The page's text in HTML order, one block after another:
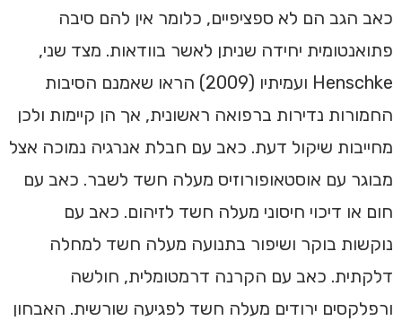
כאב הגב הם לא ספציפיים, כלומר אין להם סיבה
פתואנטומית יחידה שניתן לאשר בוודאות. מצד שני,
Henschke ועמיתיו (2009) הראו שאמנם הסיבות
החמורות נדירות ברפואה ראשונית, אך הן קיימות ולכן
מחייבות שיקול דעת. כאב עם חבלת אנרגיה נמוכה אצל
מבוגר עם אוסטאופורוזיס מעלה חשד לשבר. כאב עם
חום או דיכוי חיסוני מעלה חשד לזיהום. כאב עם
נוקשות בוקר ושיפור בתנועה מעלה חשד למחלה
דלקתית. כאב עם הקרנה דרמטומלית, חולשה
ורפלקסים ירודים מעלה חשד לפגיעה שורשית. האבחון